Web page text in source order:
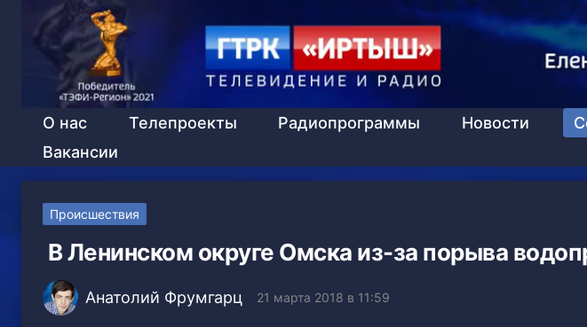
О нас Телепроекты Радиопрограммы Новости
Вакансии
Происшествия
В Ленинском округе Омска из-за порыва
Анатолий Фрумгарц 21 марта 2018 в 11:59